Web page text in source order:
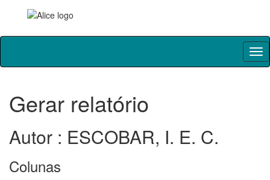
Skip
Gerar relatório
Autor : ESCOBAR, I. E. C.
Colunas